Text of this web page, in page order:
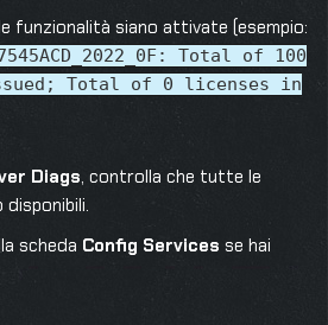
funzionalità siano attivate (esempio:
Total of 100
Total of 0 licenses in
Diags, controlla che tutte le
scheda Config Services se hai